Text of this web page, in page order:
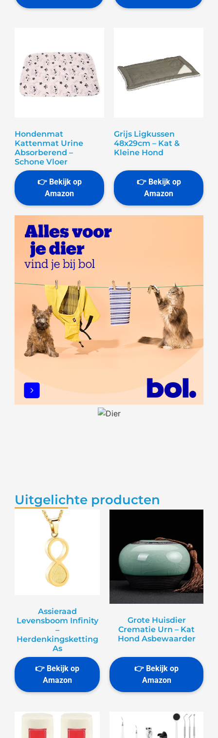
Hondenmat
Kattenmat Urine
Absorberend –
Schone Vloer
Grijs Ligkussen
48x29cm – Kat &
Kleine Hond
Uitgelichte producten
Assieraad
Levensboom Infinity
–
Herdenkingsketting
As
Grote Huisdier
Crematie Urn – Kat
Hond Asbewaarder